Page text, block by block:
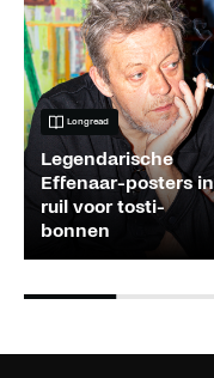
Longread
Legendarische
Effenaar-posters in
ruil voor tosti-
bonnen